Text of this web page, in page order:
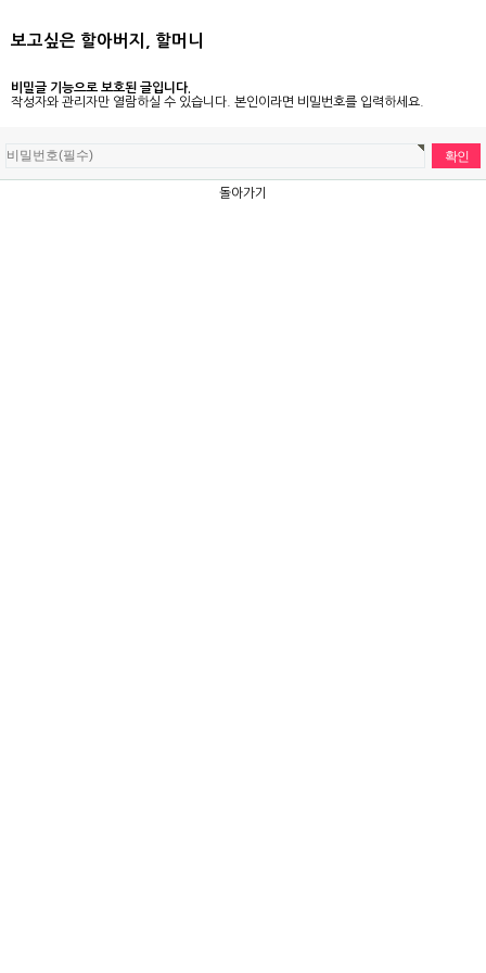
보고싶은 할아버지, 할머니
비밀글 기능으로 보호된 글입니다.
작성자와 관리자만 열람하실 수 있습니다. 본인이라면 비밀번호를 입력하세요.
돌아가기